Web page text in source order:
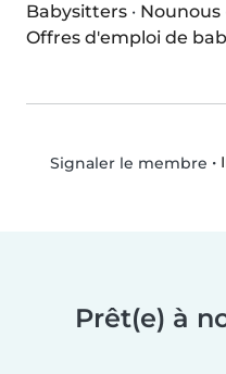
Babysitters · Nounous
Offres d'emploi de
Signaler le membre •
Prêt(e) à